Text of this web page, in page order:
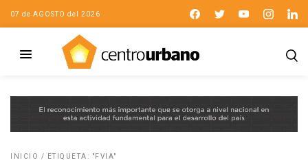
07 de AGOSTO del 2026
INICIO / ETIQUETA: "FVIA"